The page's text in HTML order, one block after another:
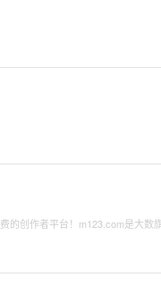
的创作者平台！m123.com是大数